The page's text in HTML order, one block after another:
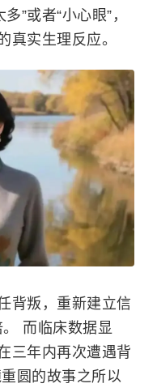
”或者“小心眼”，
真实生理反应。
背叛，重新建立信
而临床数据显
三年内再次遭遇背
圆的故事之所以